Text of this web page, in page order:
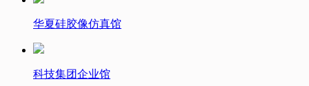
华夏硅胶像仿真馆
科技集团企业馆